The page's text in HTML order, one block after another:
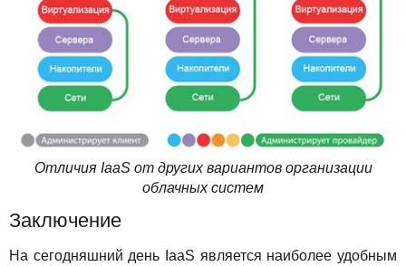
Отличия IaaS от других вариантов организации
облачных систем
Заключение
На сегодняшний день IaaS является наиболее удобным